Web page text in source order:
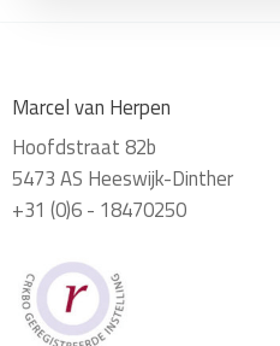
Marcel van Herpen
Hoofdstraat 82b
5473 AS Heeswijk-Dinther
+31 (0)6 - 18470250